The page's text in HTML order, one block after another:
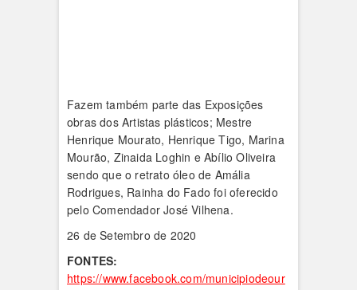
Fazem também parte das Exposições
obras dos Artistas plásticos; Mestre
Henrique Mourato, Henrique Tigo, Marina
Mourão, Zinaida Loghin e Abílio Oliveira
sendo que o retrato óleo de Amália
Rodrigues, Rainha do Fado foi oferecido
pelo Comendador José Vilhena.
26 de Setembro de 2020
FONTES:
https://www.facebook.com/municipiodeour